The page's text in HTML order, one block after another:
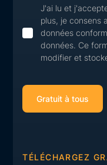
TÉLÉCHARGEZ
J'ai lu et
plus, je consens
données
données. Ce
modifier et